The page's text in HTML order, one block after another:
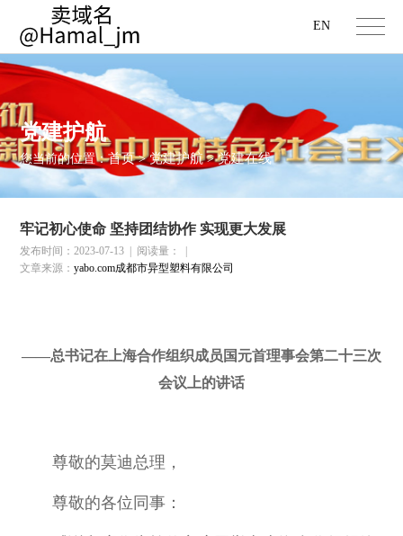
EN
党建护航
您当前的位置：首页>党建护航>党建在线
牢记初心使命 坚持团结协作 实现更大发展
发布时间：2023-07-13 阅读量：
文章来源：yabo.com成都市异型塑料有限公司
——总书记在上海合作组织成员国元首理事会第二十三次
会议上的讲话
尊敬的莫迪总理，
尊敬的各位同事：